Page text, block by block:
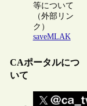
等について
（外部リン
ク）
saveMLAK
CAポータルにつ
いて